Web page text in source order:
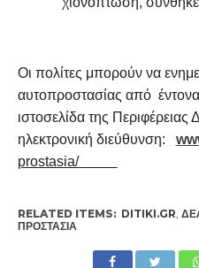
Οι πολίτες μπορούν να
αυτοπροστασίας από έντονα
ιστοσελίδα της
ηλεκτρονική διεύθυνση:
prostasia/
RELATED ITEMS: DITIKI.GR,
ΠΡΟΣΤΑΣΊΑ